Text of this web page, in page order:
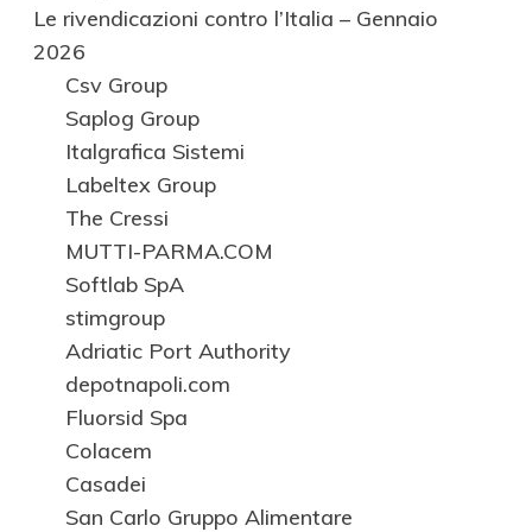
Le rivendicazioni contro l’Italia – Gennaio
2026
Csv Group
Saplog Group
Italgrafica Sistemi
Labeltex Group
The Cressi
MUTTI-PARMA.COM
Softlab SpA
stimgroup
Adriatic Port Authority
depotnapoli.com
Fluorsid Spa
Colacem
Casadei
San Carlo Gruppo Alimentare